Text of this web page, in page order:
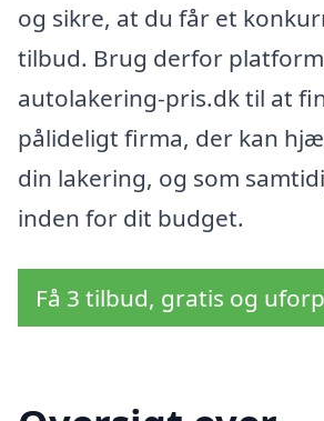
og sikre, at du får et
tilbud. Brug derfor
autolakering-pris.dk til at
pålideligt firma, der kan
din lakering, og som
inden for dit budget.
Få 3 tilbud, gratis og